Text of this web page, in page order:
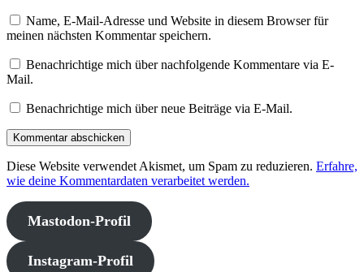
Name, E-Mail-Adresse und Website in diesem Browser für
meinen nächsten Kommentar speichern.
Benachrichtige mich über nachfolgende Kommentare via E-
Mail.
Benachrichtige mich über neue Beiträge via E-Mail.
Diese Website verwendet Akismet, um Spam zu reduzieren. Erfahre,
wie deine Kommentardaten verarbeitet werden.
Mastodon-Profil
Instagram-Profil